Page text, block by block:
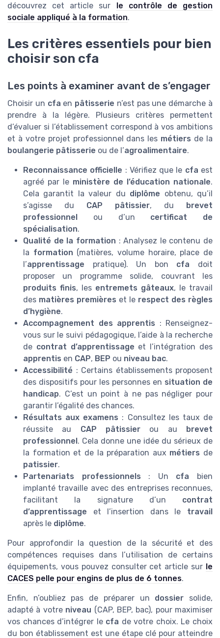
découvrez cet article sur le contrôle de gestion
sociale appliqué à la formation.
Les critères essentiels pour bien
choisir son cfa
Les points à examiner avant de s’engager
Choisir un cfa en pâtisserie n’est pas une démarche à
prendre à la légère. Plusieurs critères permettent
d’évaluer si l’établissement correspond à vos ambitions
et à votre projet professionnel dans les métiers de la
boulangerie pâtisserie ou de l’agroalimentaire.
Reconnaissance officielle : Vérifiez que le cfa est
agréé par le ministère de l’éducation nationale.
Cela garantit la valeur du diplôme obtenu, qu’il
s’agisse du CAP pâtissier, du brevet
professionnel ou d’un certificat de
spécialisation.
Qualité de la formation : Analysez le contenu de
la formation (matières, volume horaire, place de
l’apprentissage pratique). Un bon cfa doit
proposer un programme solide, couvrant les
produits finis, les entremets gâteaux, le travail
des matières premières et le respect des règles
d’hygiène.
Accompagnement des apprentis : Renseignez-
vous sur le suivi pédagogique, l’aide à la recherche
de contrat d’apprentissage et l’intégration des
apprentis en CAP, BEP ou niveau bac.
Accessibilité : Certains établissements proposent
des dispositifs pour les personnes en situation de
handicap. C’est un point à ne pas négliger pour
garantir l’égalité des chances.
Résultats aux examens : Consultez les taux de
réussite au CAP pâtissier ou au brevet
professionnel. Cela donne une idée du sérieux de
la formation et de la préparation aux métiers de
patissier.
Partenariats professionnels : Un cfa bien
implanté travaille avec des entreprises reconnues,
facilitant la signature d’un contrat
d’apprentissage et l’insertion dans le travail
après le diplôme.
Pour approfondir la question de la sécurité et des
compétences requises dans l’utilisation de certains
équipements, vous pouvez consulter cet article sur le
CACES pelle pour engins de plus de 6 tonnes.
Enfin, n’oubliez pas de préparer un dossier solide,
adapté à votre niveau (CAP, BEP, bac), pour maximiser
vos chances d’intégrer le cfa de votre choix. Le choix
du bon établissement est une étape clé pour atteindre